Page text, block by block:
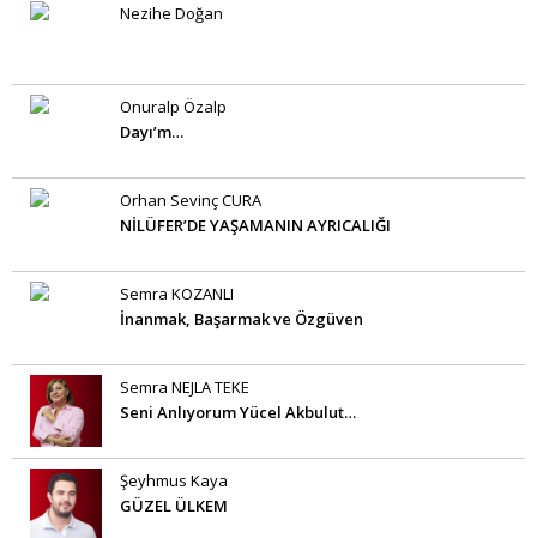
Nezihe Doğan
Onuralp Özalp
Dayı’m…
Orhan Sevinç CURA
NİLÜFER’DE YAŞAMANIN AYRICALIĞI
Semra KOZANLI
İnanmak, Başarmak ve Özgüven
Semra NEJLA TEKE
Seni Anlıyorum Yücel Akbulut…
Şeyhmus Kaya
GÜZEL ÜLKEM